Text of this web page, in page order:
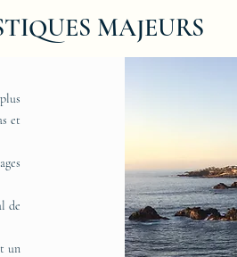
MAJEURS
et
de
un